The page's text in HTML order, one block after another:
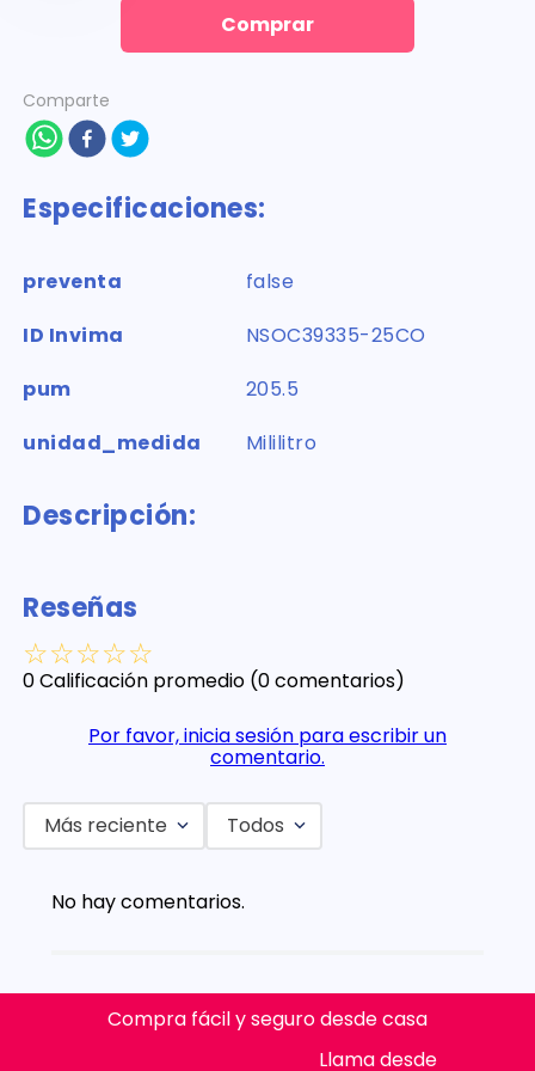
Comprar
Comparte
Especificaciones:
preventa
false
ID Invima
NSOC39335-25CO
pum
205.5
unidad_medida
Mililitro
Descripción:
Reseñas
☆☆☆☆☆
0 Calificación promedio (0 comentarios)
Por favor, inicia sesión para escribir un
comentario.
Más reciente Todos
No hay comentarios.
Compra fácil y seguro desde casa
Llama desde